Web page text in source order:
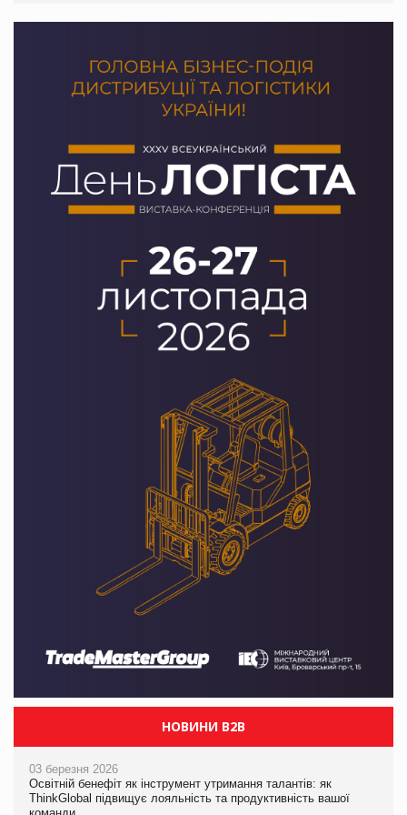
НОВИНИ B2B
03 березня 2026
Освітній бенефіт як інструмент утримання талантів: як
ThinkGlobal підвищує лояльність та продуктивність вашої